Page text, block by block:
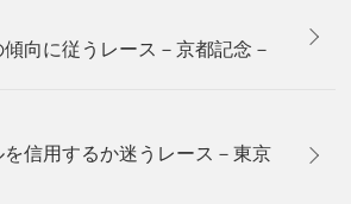
向に従うレース－京都記念－
信用するか迷うレース－東京